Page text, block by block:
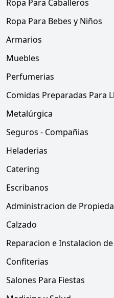
Ropa Para Caballeros
Ropa Para Bebes y Niños
Armarios
Muebles
Perfumerias
Comidas Preparadas Para
Metalúrgica
Seguros - Compañias
Heladerias
Catering
Escribanos
Administracion de
Calzado
Reparacion e Instalacion
Confiterias
Salones Para Fiestas